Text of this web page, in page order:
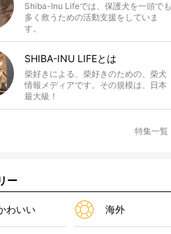
Shiba-Inu Lifeでは、保護犬を一頭でも
多く救うための活動支援をしていま
す。
SHIBA-INU LIFEとは
柴好きによる、柴好きのための、柴犬
情報メディアです。その規模は、日本
最大級！
特集一覧
ー
わいい 海外